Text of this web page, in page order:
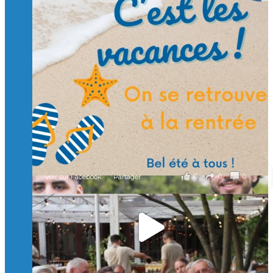
Charger plus Suivre sur Instagram
🙏 Soutenez l’Isep via la taxe d’apprentissage 2026
et contribuons ensemble à former les générations
d’ingénieurs de demain. 🙏
Merci à tous !
🎯 Taxe d’apprentissage 2026 : avec l'Isep, investissez pour
un numérique au service de l'humain !
À l’Isep, nous formons des ingénieurs, des bachelors, des
Mastères Spécialisés, qui allient excellence technologique et
valeurs humaines, au cœur de notre pro
...Voir plus
il y a 2 mois
0 0 0
Voir sur Facebook · Partager
🚀Afterwork à Genève 🚀
🥳 Le 22 avril dernier, 14 Alumni vivant / travaillant
en Suisse ont partagé un moment convivial de
retrouvailles et d'échanges !